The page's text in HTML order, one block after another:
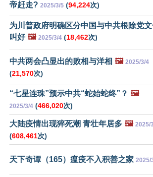
帝赶走? 2025/3/5 (94,224次)
为川普政府明确区分中国与中共根除党
叫好 🖼️ 2025/3/4 (18,462次)
中共两会凸显出的败相与洋相 🖼️ 2025/3/4
(21,570次)
“七星连珠”预示中共“蛇始蛇终”？ 🖼️
2025/3/4 (466,020次)
大陆疫情出现猝死潮 青壮年居多 🖼️ 2025/
(608,461次)
天下奇谭（165）瘟疫不入积善之家 2025/